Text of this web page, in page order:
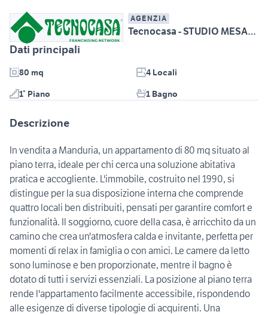
AGENZIA
Tecnocasa - STUDIO MESAGNE CENTRO srl
Dati principali
80 mq
4 Locali
1° Piano
1 Bagno
Descrizione
In vendita a Manduria, un appartamento di 80 mq situato al
piano terra, ideale per chi cerca una soluzione abitativa
pratica e accogliente. L'immobile, costruito nel 1990, si
distingue per la sua disposizione interna che comprende
quattro locali ben distribuiti, pensati per garantire comfort e
funzionalità. Il soggiorno, cuore della casa, è arricchito da un
camino che crea un'atmosfera calda e invitante, perfetta per
momenti di relax in famiglia o con amici. Le camere da letto
sono luminose e ben proporzionate, mentre il bagno è
dotato di tutti i servizi essenziali. La posizione al piano terra
rende l'appartamento facilmente accessibile, rispondendo
alle esigenze di diverse tipologie di acquirenti. Una